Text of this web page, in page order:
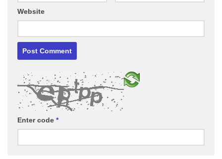
Website
Enter code *